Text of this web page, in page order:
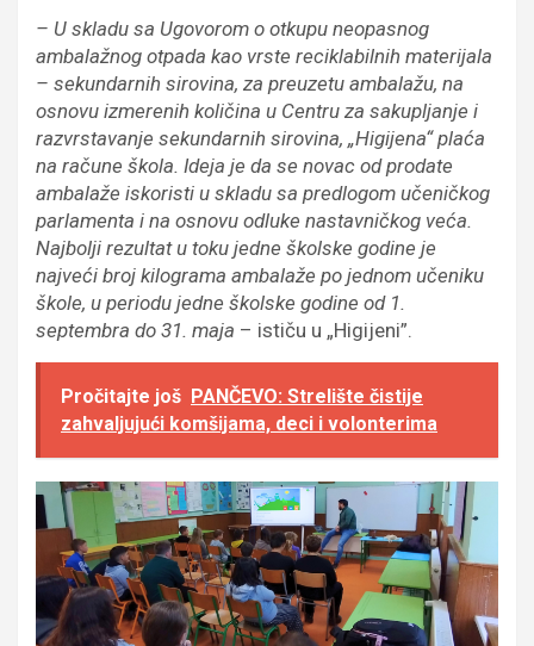
– U skladu sa Ugovorom o otkupu neopasnog
ambalažnog otpada kao vrste reciklabilnih materijala
– sekundarnih sirovina, za preuzetu ambalažu, na
osnovu izmerenih količina u Centru za sakupljanje i
razvrstavanje sekundarnih sirovina, „Higijena“ plaća
na račune škola. Ideja je da se novac od prodate
ambalaže iskoristi u skladu sa predlogom učeničkog
parlamenta i na osnovu odluke nastavničkog veća.
Najbolji rezultat u toku jedne školske godine je
najveći broj kilograma ambalaže po jednom učeniku
škole, u periodu jedne školske godine od 1.
septembra do 31. maja – ističu u „Higijeni”.
Pročitajte još PANČEVO: Strelište čistije
zahvaljujući komšijama, deci i volonterima